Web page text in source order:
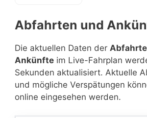
Abfahrten und
Die aktuellen Daten der
Ankünfte im Live-Fahrplan
Sekunden aktualisiert. Aktuelle
und mögliche Verspätungen
online eingesehen werden.